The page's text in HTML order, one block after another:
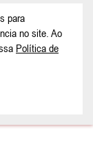
do Sul - SC |
para
no site. Ao
Política de